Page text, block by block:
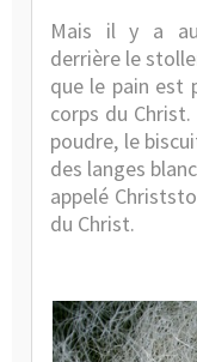
Mais il y a
derrière le
que le pain est
corps du
poudre, le
des langes
appelé
du Christ.